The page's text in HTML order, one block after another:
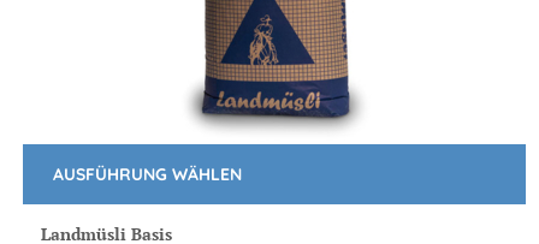
Landmüsli Basis
AUSFÜHRUNG WÄHLEN
Dieses